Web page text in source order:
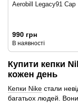
Aerobill Legacy91 Cap
990 грн
В наявності
Купити кепки
кожен день
Кепки Nike стали
багатьох людей.